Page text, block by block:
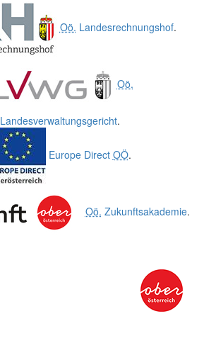
Oö. Landesrechnungshof.
Oö.
Landesverwaltungsgericht.
Europe Direct OÖ.
Oö. Zukunftsakademie.